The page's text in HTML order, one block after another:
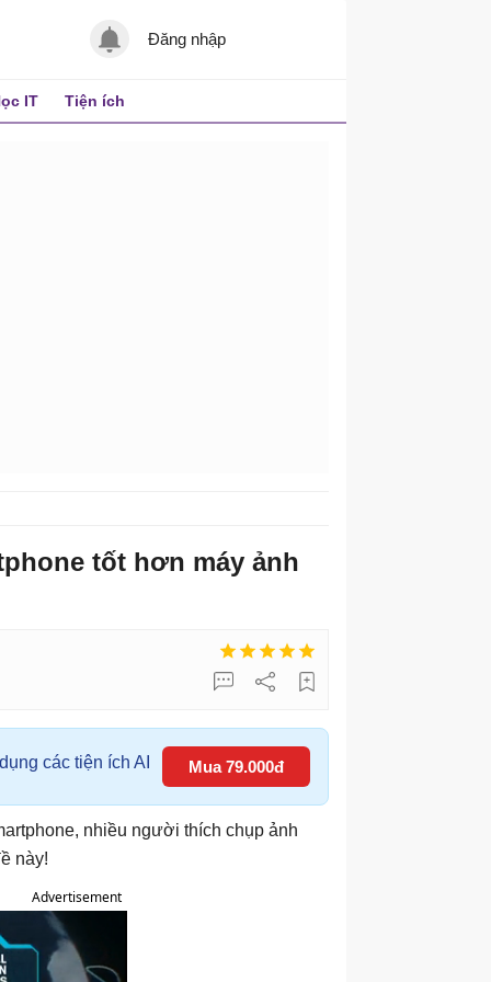
Đăng nhập
IT Tiện ích
tốt hơn máy ảnh
các tiện ích AI Mua 79.000đ
nhiều người thích chụp ảnh
này!
Advertisement